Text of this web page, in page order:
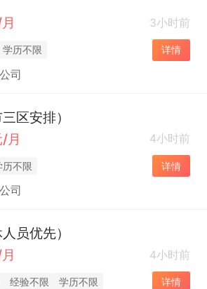
3小时前
学历不限 详情
司
区安排）
月
4小时前
历不限 详情
司
员优先）
4小时前
经验不限 学历不限 详情